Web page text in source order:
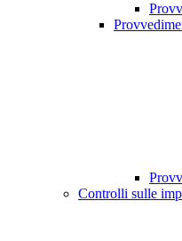
Controlli sulle